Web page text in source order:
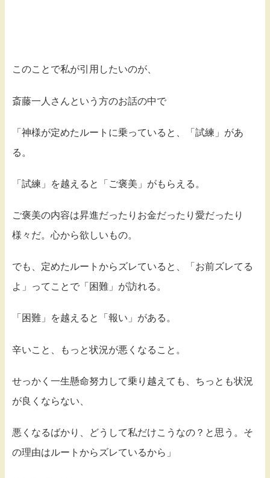
このことで私が引用したいのが、
斎藤一人さんという方のお話の中で
「神様が定めたルートに乗っていると、「試練」があ
る。
「試練」を越えると「ご褒美」がもらえる。
ご褒美の内容は昇進だったりお金だったり愛だったり
様々だ。心から欲しいもの。
でも、定めたルートからズレていると、「お前ズレてる
よ」ってことで「困難」が訪れる。
「困難」を越えると「報い」がある。
辛いこと、もっと状況が悪くなること。
せっかく一生懸命努力して乗り越えても、ちっとも状況
が良くならない、
悪くなるばかり、どうして私だけこうなの？と思う。そ
の理由はルートからズレているから」